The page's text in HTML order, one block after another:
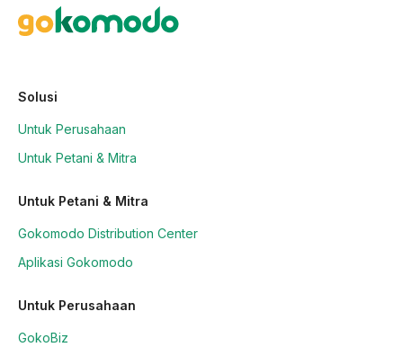
Solusi
Untuk Perusahaan
Untuk Petani & Mitra
Untuk Petani & Mitra
Gokomodo Distribution Center
Aplikasi Gokomodo
Untuk Perusahaan
GokoBiz